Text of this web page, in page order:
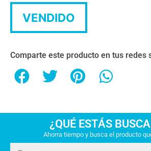
VENDIDO
Comparte este producto en tus redes
¿QUÉ ESTÁS
Ahorra tiempo y busca el producto